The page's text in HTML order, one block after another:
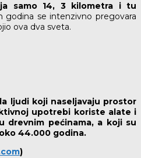
samo 14, 3 kilometra i tu
godina se intenzivno pregovara
ova dva sveta.
ljudi koji naseljavaju prostor
upotrebi koriste alate i
drevnim pećinama, a koji su
44.000 godina.
)